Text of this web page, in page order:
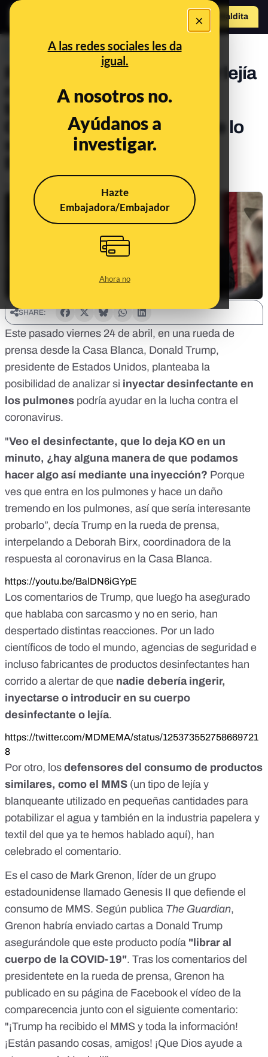
×
A las redes sociales les da
igual.
A nosotros no.
Ayúdanos a
investigar.
Hazte
Embajadora/Embajador
Ahora no
Hazte Maldito
PREBUNKING
Por qué no deberías utilizar lejía
ni desinfectante como
tratamiento para curar la
COVID-19 (ni nada) aunque lo
sugiera el presidente de
Publicado el
SHARE:
Este pasado viernes 24 de abril, en una rueda de
prensa desde la Casa Blanca, Donald Trump,
presidente de Estados Unidos, planteaba la
posibilidad de analizar si inyectar desinfectante en
los pulmones podría ayudar en la lucha contra el
coronavirus.
"Veo el desinfectante, que lo deja KO en un
minuto, ¿hay alguna manera de que podamos
hacer algo así mediante una inyección? Porque
ves que entra en los pulmones y hace un daño
tremendo en los pulmones, así que sería interesante
probarlo”, decía Trump en la rueda de prensa,
interpelando a Deborah Birx, coordinadora de la
respuesta al coronavirus en la Casa Blanca.
https://youtu.be/BalDN6iGYpE
Los comentarios de Trump, que luego ha asegurado
que hablaba con sarcasmo y no en serio, han
despertado distintas reacciones. Por un lado
científicos de todo el mundo, agencias de seguridad e
incluso fabricantes de productos desinfectantes han
corrido a alertar de que nadie debería ingerir,
inyectarse o introducir en su cuerpo
desinfectante o lejía.
https://twitter.com/MDMEMA/status/125373552758669721
8
Por otro, los defensores del consumo de productos
similares, como el MMS (un tipo de lejía y
blanqueante utilizado en pequeñas cantidades para
potabilizar el agua y también en la industria papelera y
textil del que ya te hemos hablado aquí), han
celebrado el comentario.
Es el caso de Mark Grenon, líder de un grupo
estadounidense llamado Genesis II que defiende el
consumo de MMS. Según publica The Guardian,
Grenon habría enviado cartas a Donald Trump
asegurándole que este producto podía "librar al
cuerpo de la COVID-19". Tras los comentarios del
presidentete en la rueda de prensa, Grenon ha
publicado en su página de Facebookel vídeo de la
comparecencia junto con el siguiente comentario:
"¡Trump ha recibido el MMS y toda la información!
¡Están pasando cosas, amigos! ¡Que Dios ayude a